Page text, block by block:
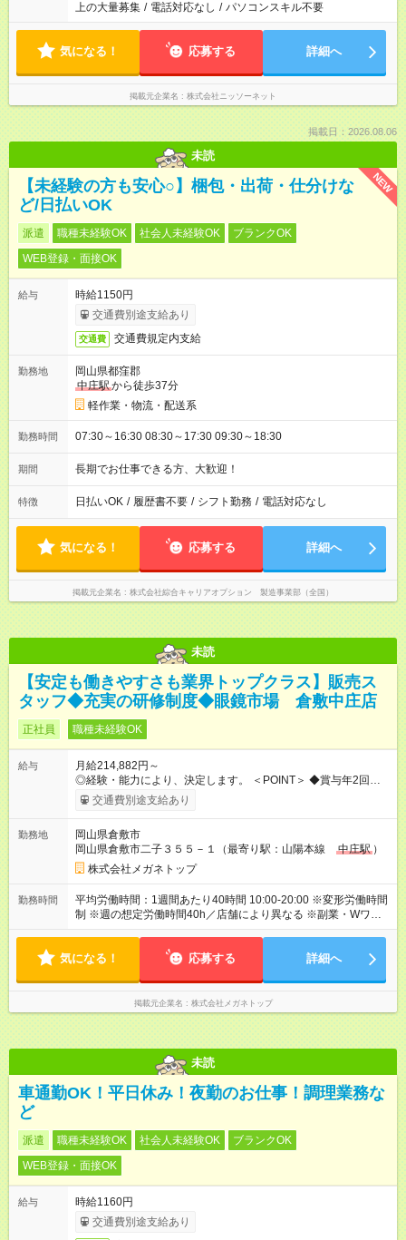
上の大量募集 / 電話対応なし / パソコンスキル不要
気になる！ 応募する 詳細へ
掲載元企業名 株式会社ニッソーネット
掲載日：2026.08.06
未読
NEW
【未経験の方も安心○】梱包・出荷・仕分けな
ど/日払いOK
派遣 職種未経験OK 社会人未経験OK
ブランクOK
WEB登録・面接OK
給与
時給1150円
交通費別途支給あり
交通費 交通費規定内支給
勤務地
岡山県都窪郡
中庄駅から徒歩37分
軽作業・物流・配送系
勤務時間 07:30～16:30 08:30～17:30 09:30～18:30
期間 長期でお仕事できる方、大歓迎！
特徴 日払いOK / 履歴書不要 / シフト勤務 / 電話対応なし
気になる！ 応募する 詳細へ
掲載元企業名 株式会社綜合キャリアオプション 製造事業部（全国）
未読
【安定も働きやすさも業界トップクラス】販売ス
タッフ◆充実の研修制度◆眼鏡市場 倉敷中庄店
正社員 職種未経験OK
給与
月給214,882円～
◎経験・能力により、決定します。 ＜POINT＞ ◆賞与年2回・昇
給年2回 ◆各種手当（時間外、役職など）も充実 【年収例】 ▼1
年目：年収323万円 ▼2年目：年収356万円 ▼3年目：年収379万
態、給与は本採用時と同じです。
交通費別途支給あり
勤務地
岡山県倉敷市
岡山県倉敷市二子３５５－１（最寄り駅：山陽本線
中庄駅 ）
株式会社メガネトップ
勤務時間
平均労働時間：1週間あたり40時間 10:00-20:00 ※変形労働時間
制 ※週の想定労働時間40h／店舗により異なる ※副業・Wワーク
不可 平均労働時間：1週間あたり40時間 10:00-20:00 ※変形労働
ーク不可
気になる！ 応募する 詳細へ
掲載元企業名 株式会社メガネトップ
未読
車通勤OK！平日休み！夜勤のお仕事！調理業務な
ど
派遣 職種未経験OK 社会人未経験OK
ブランクOK
WEB登録・面接OK
給与
時給1160円
交通費別途支給あり